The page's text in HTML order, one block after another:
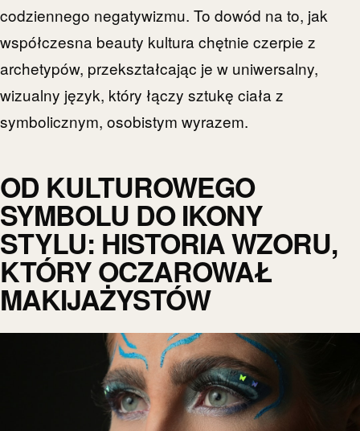
codziennego negatywizmu. To dowód na to, jak
współczesna beauty kultura chętnie czerpie z
archetypów, przekształcając je w uniwersalny,
wizualny język, który łączy sztukę ciała z
symbolicznym, osobistym wyrazem.
OD KULTUROWEGO
SYMBOLU DO IKONY
STYLU: HISTORIA WZORU,
KTÓRY OCZAROWAŁ
MAKIJAŻYSTÓW